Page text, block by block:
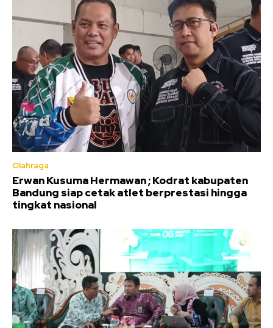
Olahraga
Erwan Kusuma Hermawan ; Kodrat kabupaten
Bandung siap cetak atlet berprestasi hingga
tingkat nasional